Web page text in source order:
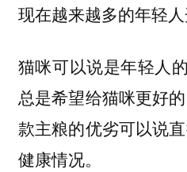
现在越来越多的年轻人
猫咪可以说是年轻人
总是希望给猫咪更好
款主粮的优劣可以说
健康情况。